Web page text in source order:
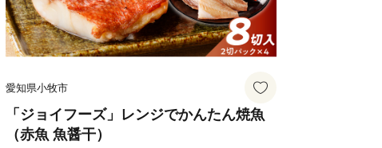
愛知県小牧市
「ジョイフーズ」レンジでかんたん焼魚
（赤魚 魚醤干）